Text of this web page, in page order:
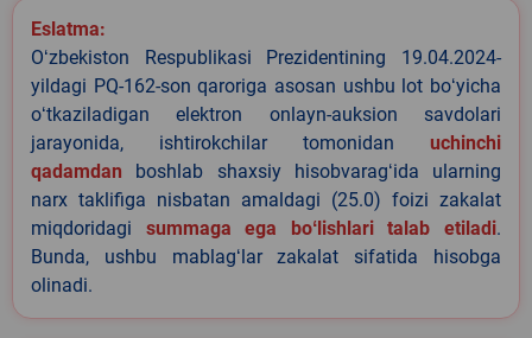
Eslatma:
Oʻzbekiston Respublikasi Prezidentining 19.04.2024-
yildagi PQ-162-son qaroriga asosan ushbu lot boʻyicha
oʻtkaziladigan elektron onlayn-auksion savdolari
jarayonida, ishtirokchilar tomonidan uchinchi
qadamdan boshlab shaxsiy hisobvaragʻida ularning
narx taklifiga nisbatan amaldagi (25.0) foizi zakalat
miqdoridagi summaga ega boʻlishlari talab etiladi.
Bunda, ushbu mablagʻlar zakalat sifatida hisobga
olinadi.